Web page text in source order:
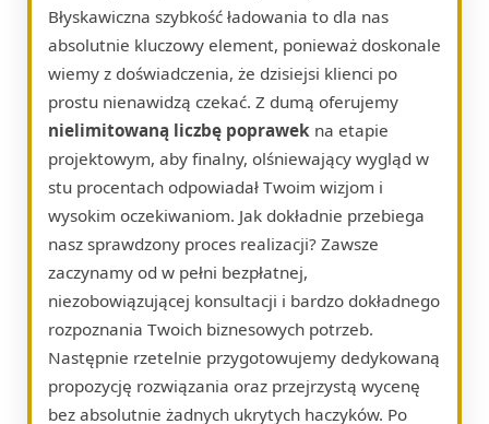
Błyskawiczna szybkość ładowania to dla nas
absolutnie kluczowy element, ponieważ doskonale
wiemy z doświadczenia, że dzisiejsi klienci po
prostu nienawidzą czekać. Z dumą oferujemy
nielimitowaną liczbę poprawek na etapie
projektowym, aby finalny, olśniewający wygląd w
stu procentach odpowiadał Twoim wizjom i
wysokim oczekiwaniom. Jak dokładnie przebiega
nasz sprawdzony proces realizacji? Zawsze
zaczynamy od w pełni bezpłatnej,
niezobowiązującej konsultacji i bardzo dokładnego
rozpoznania Twoich biznesowych potrzeb.
Następnie rzetelnie przygotowujemy dedykowaną
propozycję rozwiązania oraz przejrzystą wycenę
bez absolutnie żadnych ukrytych haczyków. Po